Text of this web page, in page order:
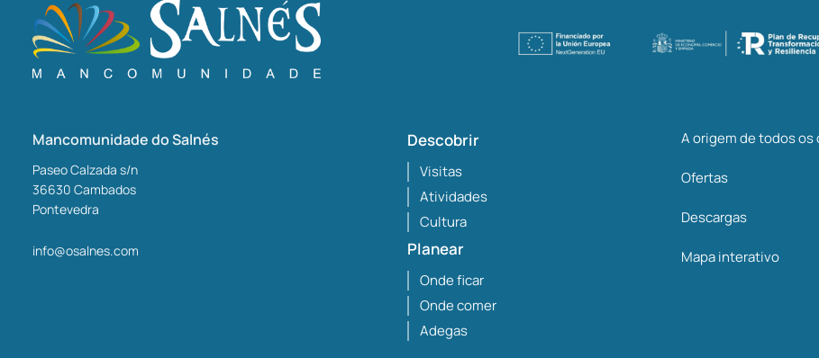
Mancomunidade do Salnés
Paseo Calzada s/n
36630 Cambados
Pontevedra
info@osalnes.com
Descobrir
Visitas
Atividades
Cultura
Planear
Onde ficar
Onde comer
Adegas
A origem de todos os
Ofertas
Descargas
Mapa interativo